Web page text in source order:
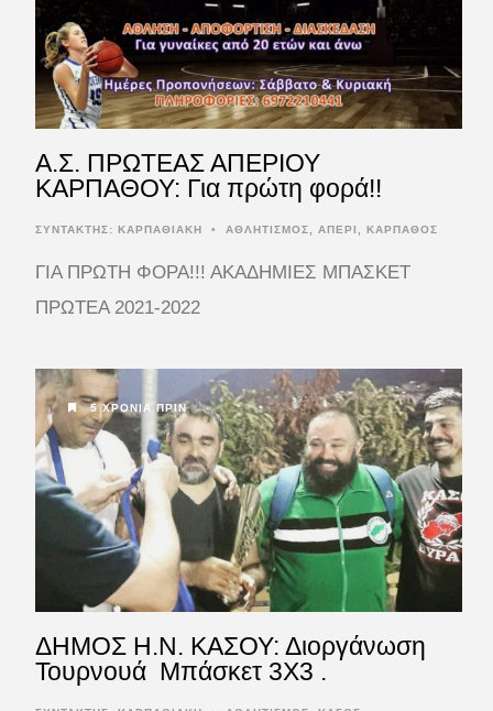
Α.Σ. ΠΡΩΤΕΑΣ ΑΠΕΡΙΟΥ
ΚΑΡΠΑΘΟΥ: Για πρώτη φορά!!
ΣΥΝΤΆΚΤΗΣ: ΚΑΡΠΑΘΙΑΚΗ • ΑΘΛΗΤΙΣΜΟΣ ΑΠΕΡΙ ΚΑΡΠΑΘΟΣ
ΓΙΑ ΠΡΩΤΗ ΦΟΡΑ!!! ΑΚΑΔΗΜΙΕΣ ΜΠΑΣΚΕΤ
ΠΡΩΤΕΑ 2021-2022
5 ΧΡΌΝΙΑ ΠΡΙΝ
ΔΗΜΟΣ Η.Ν. ΚΑΣΟΥ: Διοργάνωση
Τουρνουά Μπάσκετ 3Χ3 .